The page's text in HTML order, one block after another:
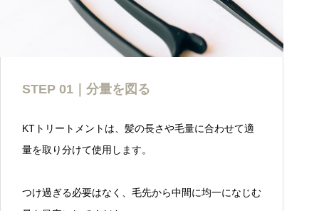
STEP 01｜分量を図る
KTトリートメントは、髪の長さや毛量に合わせて適
量を取り分けて使用します。
つけ過ぎる必要はなく、毛先から中間に均一になじむ